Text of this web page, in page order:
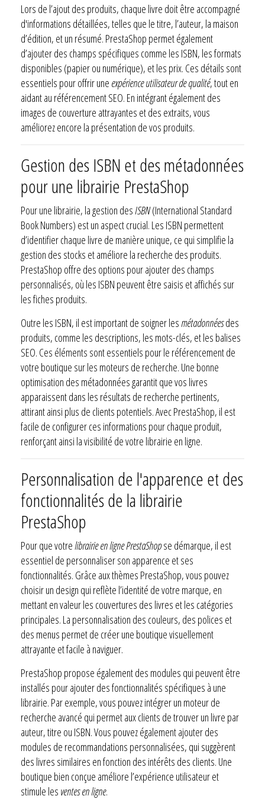
Lors de l’ajout des produits, chaque livre doit être accompagné
d'informations détaillées, telles que le titre, l’auteur, la maison
d’édition, et un résumé. PrestaShop permet également
d’ajouter des champs spécifiques comme les ISBN, les formats
disponibles (papier ou numérique), et les prix. Ces détails sont
essentiels pour offrir une expérience utilisateur de qualité, tout en
aidant au référencement SEO. En intégrant également des
images de couverture attrayantes et des extraits, vous
améliorez encore la présentation de vos produits.
Gestion des ISBN et des métadonnées
pour une librairie PrestaShop
Pour une librairie, la gestion desISBN(International Standard
Book Numbers) est un aspect crucial. Les ISBN permettent
d’identifier chaque livre de manière unique, ce qui simplifie la
gestion des stocks et améliore la recherche des produits.
PrestaShop offre des options pour ajouter des champs
personnalisés, où les ISBN peuvent être saisis et affichés sur
les fiches produits.
Outre les ISBN, il est important de soigner les métadonnéesdes
produits, comme les descriptions, les mots-clés, et les balises
SEO. Ces éléments sont essentiels pour le référencement de
votre boutique sur les moteurs de recherche. Une bonne
optimisation des métadonnées garantit que vos livres
apparaissent dans les résultats de recherche pertinents,
attirant ainsi plus de clients potentiels. Avec PrestaShop, il est
facile de configurer ces informations pour chaque produit,
renforçant ainsi la visibilité de votre librairie en ligne.
Personnalisation de l'apparence et des
fonctionnalités de la librairie
PrestaShop
Pour que votre librairie en ligne PrestaShopse démarque, il est
essentiel de personnaliser son apparence et ses
fonctionnalités. Grâce aux thèmes PrestaShop, vous pouvez
choisir un design qui reflète l’identité de votre marque, en
mettant en valeur les couvertures des livres et les catégories
principales. La personnalisation des couleurs, des polices et
des menus permet de créer une boutique visuellement
attrayante et facile à naviguer.
PrestaShop propose également des modules qui peuvent être
installés pour ajouter des fonctionnalités spécifiques à une
librairie. Par exemple, vous pouvez intégrer un moteur de
recherche avancé qui permet aux clients de trouver un livre par
auteur, titre ou ISBN. Vous pouvez également ajouter des
modules de recommandations personnalisées, qui suggèrent
des livres similaires en fonction des intérêts des clients. Une
boutique bien conçue améliore l’expérience utilisateur et
stimule les ventes en ligne.